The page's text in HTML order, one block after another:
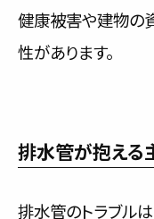
健康被害や建物の
性があります。
排水管が抱える
排水管のトラブル